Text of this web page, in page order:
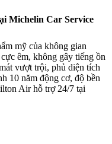
Michelin Car Service
mỹ của không gian
êm, không gây tiếng ồn
vượt trội, phủ diện tích
10 năm động cơ, độ bền
Air hỗ trợ 24/7 tại